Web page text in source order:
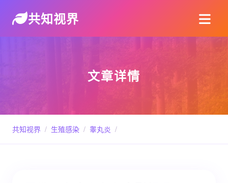
共知视界
文章详情
共知视界 / 生殖感染 / 睾丸炎 /